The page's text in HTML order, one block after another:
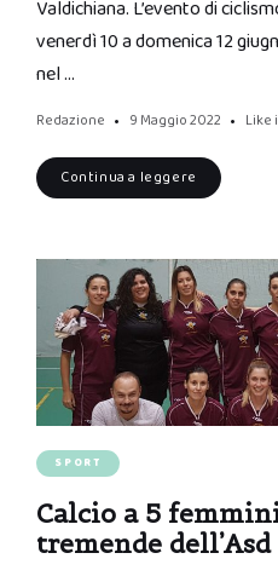
Valdichiana. L’evento di
venerdì 10 a domenica 12
nel …
Redazione 9 Maggio 2022 Like
Continua a leggere
SPORT
Calcio a 5
tremende